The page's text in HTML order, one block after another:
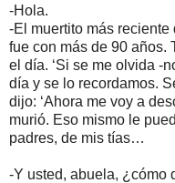
-Hola.
-El muertito más
fue con más de 90 años.
el día. ‘Si se me olvida -
día y se lo recordamos.
dijo: ‘Ahora me voy a
murió. Eso mismo le
padres, de mis tías…
-Y usted, abuela, ¿cómo